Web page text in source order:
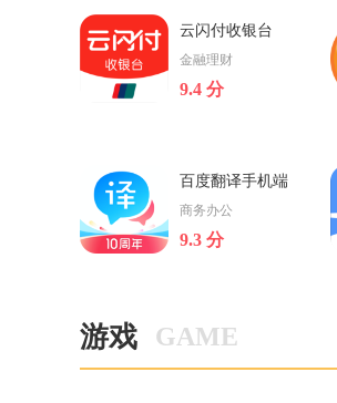
找找网最新手机版
找找网app是一款专业的综合
便民服务平台，在这里汇集
了多方面的服务，可以帮助
云闪付收银台
2022最新版
金融理财
9.4 分
【云闪付收银台app介绍】云
闪付收银台app是一款由中国
银联官方打造的高效、便捷
还开通了语音播
立即下载
百度翻译手机端
商务办公
9.3 分
【百度翻译app介绍】百度翻
译app是一款手机智能翻译软
游戏 GAME